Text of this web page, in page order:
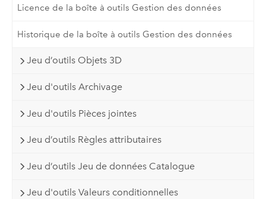
Licence de la boîte à outils Gestion des données
Historique de la boîte à outils Gestion des données
Jeu d’outils Objets 3D
Jeu d'outils Archivage
Jeu d'outils Pièces jointes
Jeu d’outils Règles attributaires
Jeu d’outils Jeu de données Catalogue
Jeu d'outils Valeurs conditionnelles